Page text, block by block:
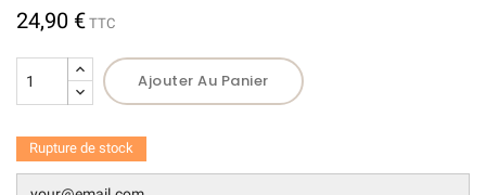
24,90 € TTC
Ajouter Au Panier
Rupture de stock